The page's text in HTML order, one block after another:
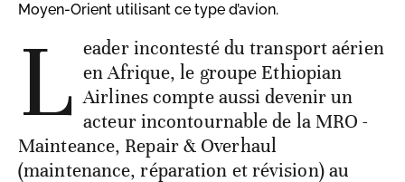
Moyen-Orient utilisant ce type d’avion.
L eader incontesté du transport aérien
en Afrique, le groupe Ethiopian
Airlines compte aussi devenir un
acteur incontournable de la MRO -
Mainteance, Repair & Overhaul
(maintenance, réparation et révision) au